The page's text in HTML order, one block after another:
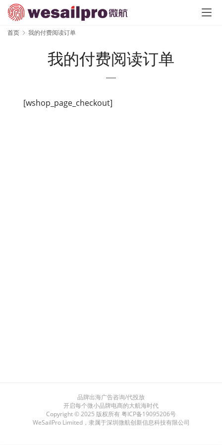
首页 我的付费阅读订单
我的付费阅读订单
[wshop_page_checkout]
品牌出海广告咨询/代投放
开启每个微小品牌电商的大航海时代
Copyright © 2025 版权所有粤ICP备19095206号
WeSailPro Limited，隶属于深圳微航创新信息科技有限公司